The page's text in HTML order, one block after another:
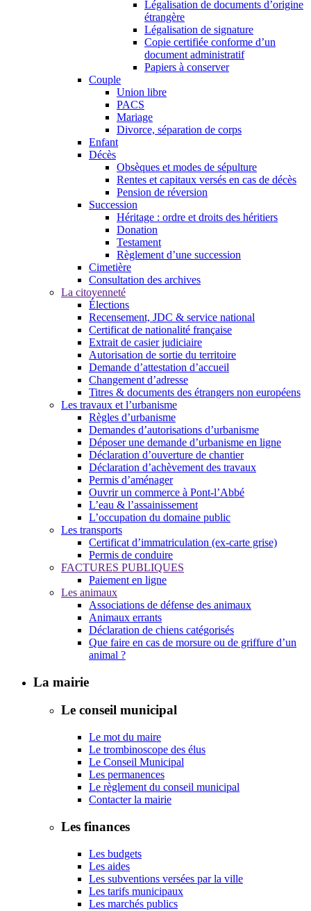
Légalisation de documents d’origine
étrangère
Légalisation de signature
Copie certifiée conforme d’un
document administratif
Papiers à conserver
Couple
Union libre
PACS
Mariage
Divorce, séparation de corps
Enfant
Décès
Obsèques et modes de sépulture
Rentes et capitaux versés en cas de décès
Pension de réversion
Succession
Héritage : ordre et droits des héritiers
Donation
Testament
Règlement d’une succession
Cimetière
Consultation des archives
La citoyenneté
Élections
Recensement, JDC & service national
Certificat de nationalité française
Extrait de casier judiciaire
Autorisation de sortie du territoire
Demande d’attestation d’accueil
Changement d’adresse
Titres & documents des étrangers non européens
Les travaux et l’urbanisme
Règles d’urbanisme
Demandes d’autorisations d’urbanisme
Déposer une demande d’urbanisme en ligne
Déclaration d’ouverture de chantier
Déclaration d’achèvement des travaux
Permis d’aménager
Ouvrir un commerce à Pont-l’Abbé
L’eau & l’assainissement
L’occupation du domaine public
Les transports
Certificat d’immatriculation (ex-carte grise)
Permis de conduire
FACTURES PUBLIQUES
Paiement en ligne
Les animaux
Associations de défense des animaux
Animaux errants
Déclaration de chiens catégorisés
Que faire en cas de morsure ou de griffure d’un
animal ?
La mairie
Le conseil municipal
Le mot du maire
Le trombinoscope des élus
Le Conseil Municipal
Les permanences
Le règlement du conseil municipal
Contacter la mairie
Les finances
Les budgets
Les aides
Les subventions versées par la ville
Les tarifs municipaux
Les marchés publics